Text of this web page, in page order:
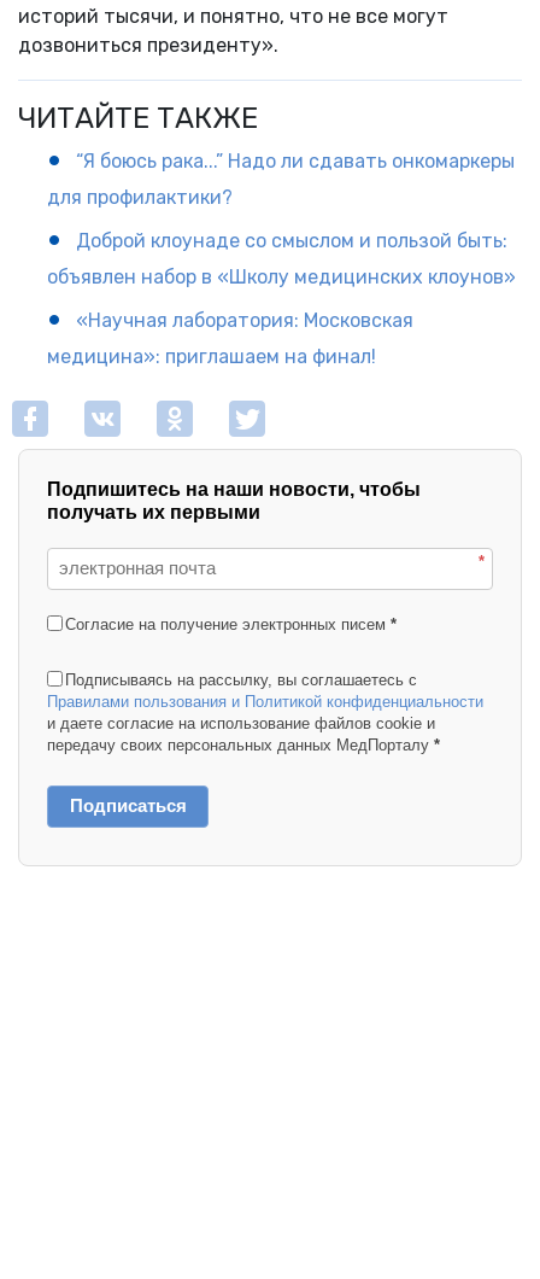
историй тысячи, и понятно, что не все могут
дозвониться президенту».
ЧИТАЙТЕ ТАКЖЕ
“Я боюсь рака...” Надо ли сдавать онкомаркеры
для профилактики?
Доброй клоунаде со смыслом и пользой быть:
объявлен набор в «Школу медицинских клоунов»
«Научная лаборатория: Московская
медицина»: приглашаем на финал!
Подпишитесь на наши новости, чтобы
получать их первыми
*
Согласие на получение электронных писем *
Подписываясь на рассылку, вы соглашаетесь с
Правилами пользования и Политикой конфиденциальности
и даете согласие на использование файлов cookie и
передачу своих персональных данных МедПорталу *
Подписаться